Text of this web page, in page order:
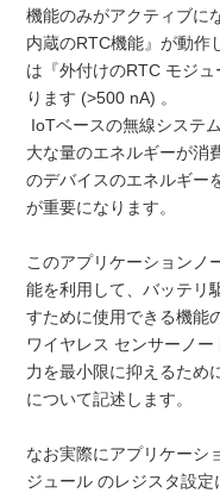
機能のみがアクティブに
内蔵のRTC機能』が動作
は『外付けのRTC モジ
ります (>500 nA) 。
IoTベースの無線システ
大な量のエネルギーが消
のデバイスのエネルギー
が重要になります。
このアプリケーションノ
能を利用して、バッテリ
すために使用できる機能
ワイヤレス センサーノ
力を最小限に抑えるため
について記述します。
なお実際にアプリケーシ
ジュール のレジスタ設